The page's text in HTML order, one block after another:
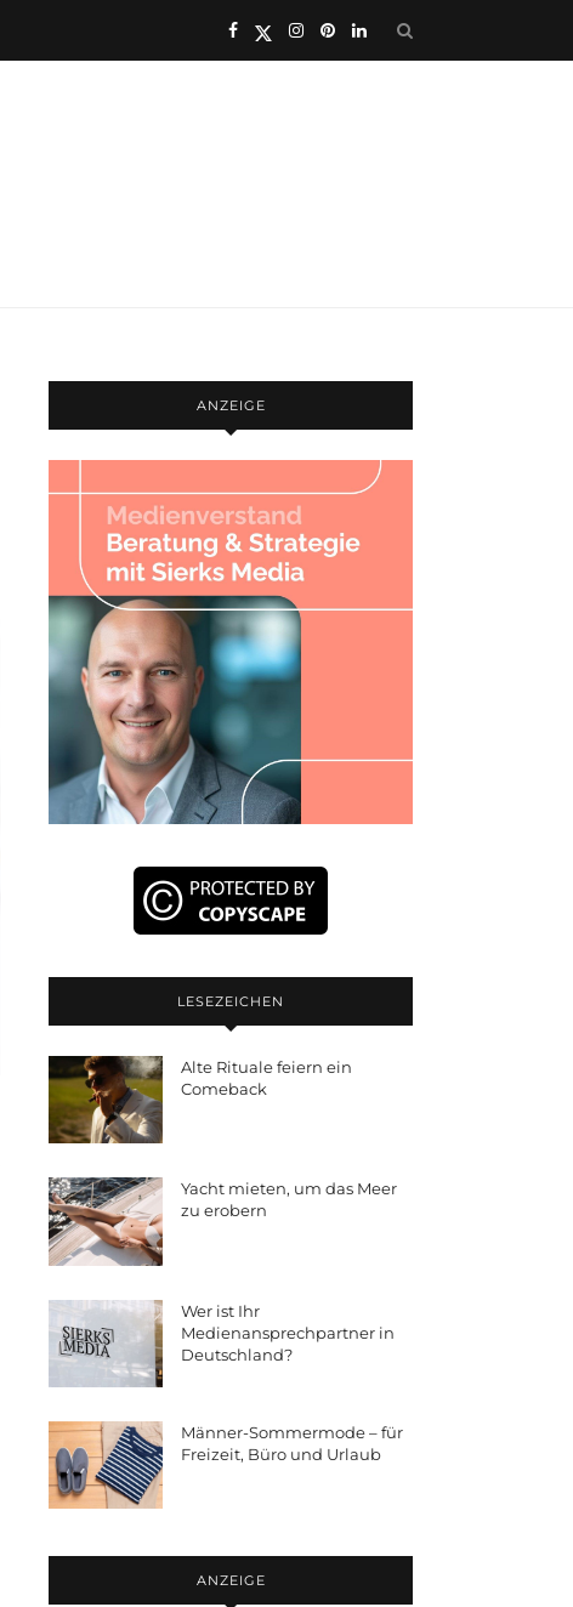
ANZEIGE
LESEZEICHEN
Alte Rituale feiern ein
Comeback
Yacht mieten, um das Meer
zu erobern
Wer ist Ihr
Medienansprechpartner in
Deutschland?
Männer-Sommermode – für
Freizeit, Büro und Urlaub
ANZEIGE